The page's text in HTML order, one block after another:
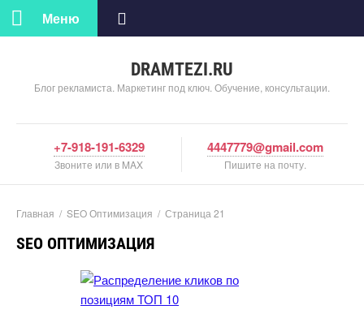
DRAMTEZI.RU
Блог рекламиста. Маркетинг под ключ. Обучение, консультации.
Меню
+7-918-191-6329
Звоните или в MAX
4447779@gmail.com
Пишите на почту.
Главная / SEO Оптимизация / Страница 21
SEO ОПТИМИЗАЦИЯ